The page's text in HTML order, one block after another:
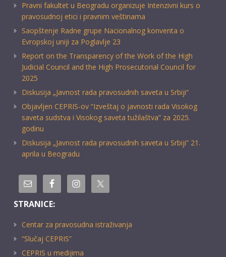
Pravni fakultet u Beogradu organizuje Intenzivni kurs o
pravosudnoj etici i pravnim veštinama
Saopštenje Radne grupe Nacionalnog konventa o
Evropskoj uniji za Poglavlje 23
Report on the Transparency of the Work of the High
Judicial Council and the High Prosecutorial Council for
2025
Diskusija „Javnost rada pravosudnih saveta u Srbiji“
Objavljen CEPRIS-ov “Izveštaj o javnosti rada Visokog
saveta sudstva i Visokog saveta tužilaštva” za 2025.
godinu
Diskusija „Javnost rada pravosudnih saveta u Srbiji” 21.
aprila u Beogradu
STRANICE:
Centar za pravosudna istraživanja
“Slučaj CEPRIS”
CEPRIS u medijima